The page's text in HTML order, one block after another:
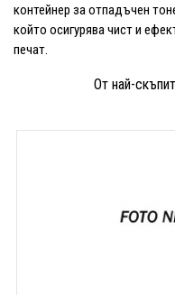
контейнер за отпадъчен
който осигурява чист и
печат.
От най-